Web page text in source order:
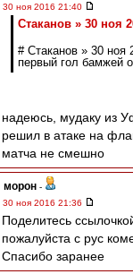
30 ноя 2016 21:40
Cтаканов » 30 ноя
# Cтаканов » 30 ноя
первый гол бамжей
надеюсь, мудаку из
решил в атаке на
матча не смешно
морон -
30 ноя 2016 21:36
Поделитесь
пожалуйста с рус
Спасибо заранее